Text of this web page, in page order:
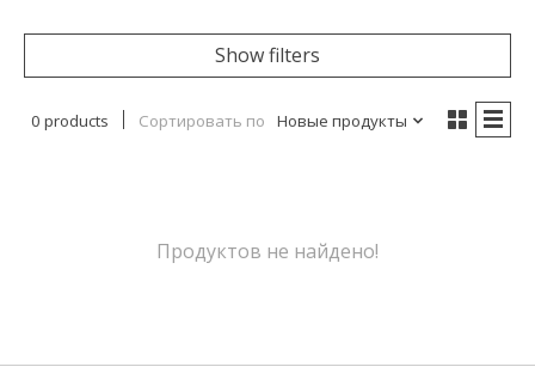
Show filters
0 products Сортировать по Новые продукты
Продуктов не найдено!